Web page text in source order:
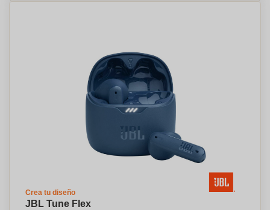
Crea tu diseño
JBL Tune Flex